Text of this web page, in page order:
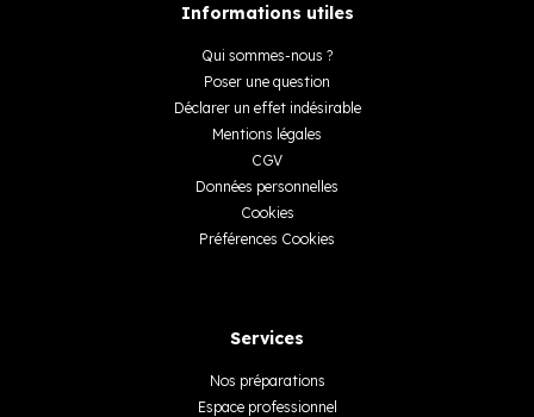
Informations utiles
Qui sommes-nous ?
Poser une question
Déclarer un effet indésirable
Mentions légales
CGV
Données personnelles
Cookies
Préférences Cookies
Services
Nos préparations
Espace professionnel